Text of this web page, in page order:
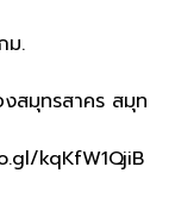
ม.
สมุทรสาคร สมุท
kqKfW1QjiB